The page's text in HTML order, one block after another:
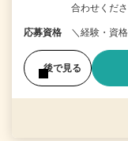
合わせくだ
応募資格 ＼経験・資
後で見る